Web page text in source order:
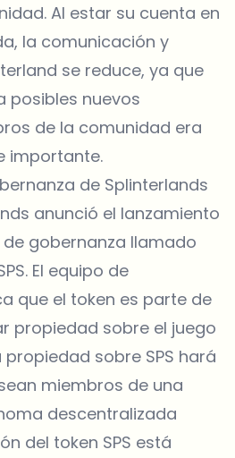
Al estar su cuenta en
la comunicación y
se reduce, ya que
posibles nuevos
de la comunidad era
importante.
de Splinterlands
anunció el lanzamiento
gobernanza llamado
El equipo de
que el token es parte de
propiedad sobre el juego
propiedad sobre SPS hará
miembros de una
descentralizada
del token SPS está